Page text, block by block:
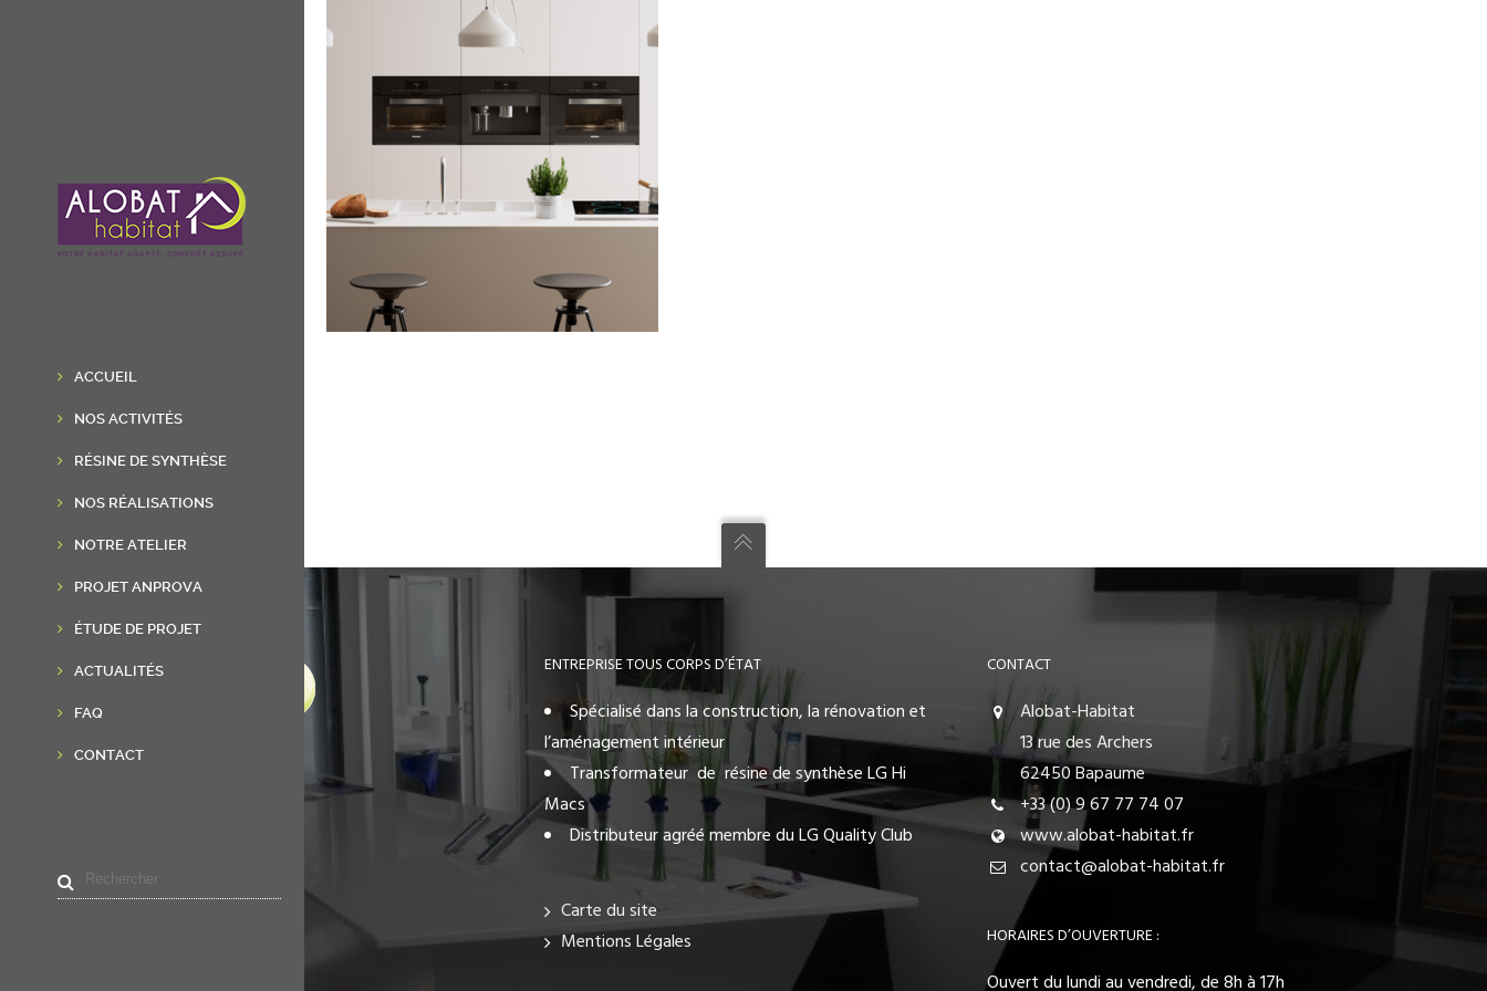
ACCUEIL
NOS ACTIVITÉS
RÉSINE DE SYNTHÈSE
NOS RÉALISATIONS
NOTRE ATELIER
PROJET ANPROVA
ÉTUDE DE PROJET
ACTUALITÉS
FAQ
CONTACT
Résine de synthèse
ENTREPRISE TOUS CORPS D’ÉTAT
Spécialisé dans la construction, la rénovation et
l’aménagement intérieur
Transformateur de résine de synthèse LG Hi
Macs
Distributeur agréé membre du LG Quality Club
Carte du site
Mentions Légales
CONTACT
Alobat-Habitat
13 rue des Archers
62450 Bapaume
+33 (0) 9 67 77 74 07
www.alobat-habitat.fr
contact@alobat-habitat.fr
HORAIRES D’OUVERTURE :
Ouvert du lundi au vendredi, de 8h à 17h